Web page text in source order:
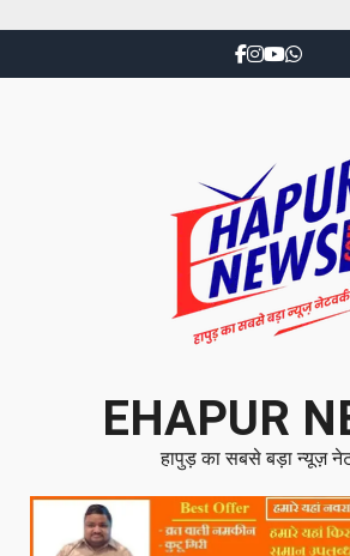
EHAPUR
हापुड़ का सबसे बड़ा न्यूज़